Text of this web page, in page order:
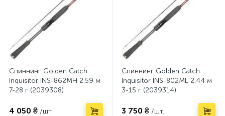
Спиннинг Golden Catch
Inquisitor INS-862MH 2.59 м
7-28 г (2039308)
4 050 ₴ /шт.
Спиннинг Golden Catch
Inquisitor INS-802ML 2.44 м
3-15 г (2039314)
3 750 ₴ /шт.